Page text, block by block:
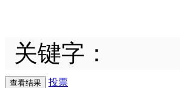
关键字：
投票